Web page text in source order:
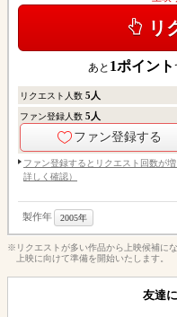
リ
あと 1ポイント
リクエスト人数 5人
ファン登録人数 5人
ファン登録する
ファン登録するとリクエスト回数が
詳しく確認）
製作年 2005年
※リクエストが多い作品から上映候補に
上映に向けて準備を開始いたします。
友達